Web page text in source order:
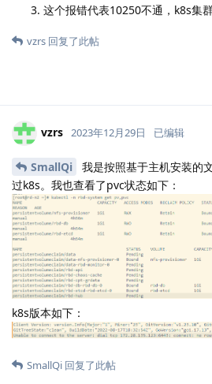
这个报错代表10250不通，k8s集
vzrs 回复了此帖
vzrs 2023年12月29日 已编辑
SmallQi
我是按照基于主机安装的
过k8s。我也查看了pvc状态如下：
k8s版本如下：
SmallQi 回复了此帖